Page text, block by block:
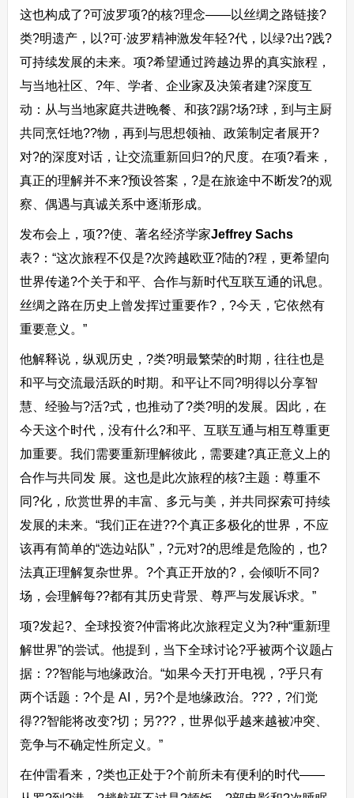
这也构成了?可波罗项?的核?理念——以丝绸之路链接?
类?明遗产，以?可·波罗精神激发年轻?代，以绿?出?践?
可持续发展的未来。项?希望通过跨越边界的真实旅程，
与当地社区、?年、学者、企业家及决策者建?深度互
动：从与当地家庭共进晚餐、和孩?踢?场?球，到与主厨
共同烹饪地??物，再到与思想领袖、政策制定者展开?
对?的深度对话，让交流重新回归?的尺度。在项?看来，
真正的理解并不来?预设答案，?是在旅途中不断发?的观
察、偶遇与真诚关系中逐渐形成。
发布会上，项??使、著名经济学家Jeffrey Sachs
表?：“这次旅程不仅是?次跨越欧亚?陆的?程，更希望向
世界传递?个关于和平、合作与新时代互联互通的讯息。
丝绸之路在历史上曾发挥过重要作?，?今天，它依然有
重要意义。”
他解释说，纵观历史，?类?明最繁荣的时期，往往也是
和平与交流最活跃的时期。和平让不同?明得以分享智
慧、经验与?活?式，也推动了?类?明的发展。因此，在
今天这个时代，没有什么?和平、互联互通与相互尊重更
加重要。我们需要重新理解彼此，需要建?真正意义上的
合作与共同发 展。这也是此次旅程的核?主题：尊重不
同?化，欣赏世界的丰富、多元与美，并共同探索可持续
发展的未来。“我们正在进??个真正多极化的世界，不应
该再有简单的“选边站队”，?元对?的思维是危险的，也?
法真正理解复杂世界。?个真正开放的?，会倾听不同?
场，会理解每??都有其历史背景、尊严与发展诉求。”
项?发起?、全球投资?仲雷将此次旅程定义为?种“重新理
解世界”的尝试。他提到，当下全球讨论?乎被两个议题占
据：??智能与地缘政治。“如果今天打开电视，?乎只有
两个话题：?个是 AI，另?个是地缘政治。???，?们觉
得??智能将改变?切；另???，世界似乎越来越被冲突、
竞争与不确定性所定义。”
在仲雷看来，?类也正处于?个前所未有便利的时代——